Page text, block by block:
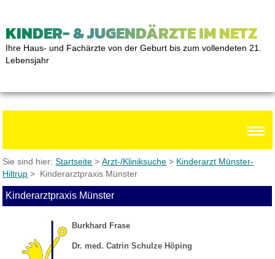
KINDER- & JUGENDÄRZTE IM NETZ
Ihre Haus- und Fachärzte von der Geburt bis zum vollendeten 21.
Lebensjahr
Sie sind hier:Startseite >Arzt-/Kliniksuche > Kinderarzt Münster-
Hiltrup > Kinderarztpraxis Münster
Kinderarztpraxis Münster
Burkhard Frase
Dr. med. Catrin Schulze Höping